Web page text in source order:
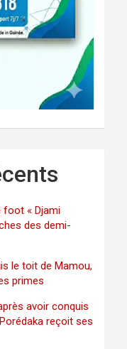
foot « Djami
des demi-
le toit de Mamou,
primes
avoir conquis
reçoit ses